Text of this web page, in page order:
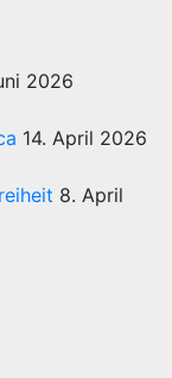
2026
14. April 2026
8. April